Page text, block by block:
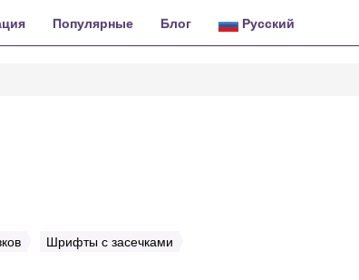
Популярные Блог Русский
Шрифты с засечками